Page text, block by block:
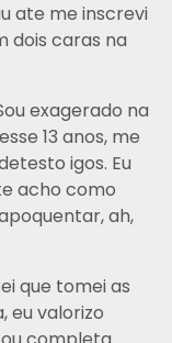
ate me inscrevi
dois caras na
exagerado na
13 anos, me
igos. Eu
acho como
ah,
que tomei as
eu valorizo